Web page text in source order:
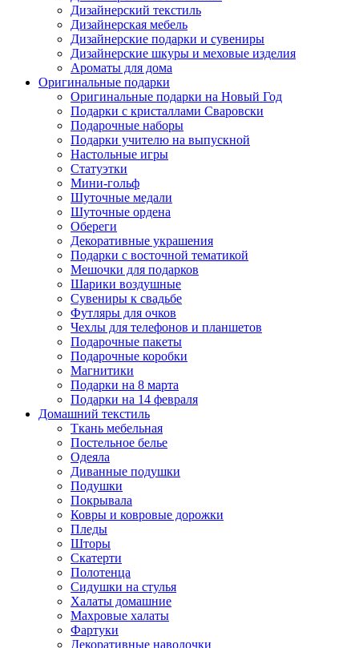
Дизайнерский текстиль
Дизайнерская мебель
Дизайнерские подарки и сувениры
Дизайнерские шкуры и меховые изделия
Ароматы для дома
Оригинальные подарки
Оригинальные подарки на Новый Год
Подарки с кристаллами Сваровски
Подарочные наборы
Подарки учителю на выпускной
Настольные игры
Статуэтки
Мини-гольф
Шуточные медали
Шуточные ордена
Обереги
Декоративные украшения
Подарки с восточной тематикой
Мешочки для подарков
Шарики воздушные
Сувениры к свадьбе
Футляры для очков
Чехлы для телефонов и планшетов
Подарочные пакеты
Подарочные коробки
Магнитики
Подарки на 8 марта
Подарки на 14 февраля
Домашний текстиль
Ткань мебельная
Постельное белье
Одеяла
Диванные подушки
Подушки
Покрывала
Ковры и ковровые дорожки
Пледы
Шторы
Скатерти
Полотенца
Сидушки на стулья
Халаты домашние
Махровые халаты
Фартуки
Декоративные наволочки